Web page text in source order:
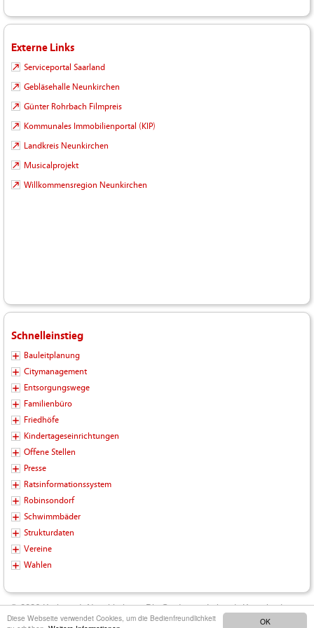
OK
Diese Webseite verwendet Cookies, um die Bedienfreundlichkeit
Externe Links
Serviceportal Saarland
Gebläsehalle Neunkirchen
Günter Rohrbach Filmpreis
Kommunales Immobilienportal (KIP)
Landkreis Neunkirchen
Musicalprojekt
Willkommensregion Neunkirchen
Schnelleinstieg
Bauleitplanung
Citymanagement
Entsorgungswege
Familienbüro
Friedhöfe
Kindertageseinrichtungen
Offene Stellen
Presse
Ratsinformationssystem
Robinsondorf
Schwimmbäder
Strukturdaten
Vereine
Wahlen
© 2026 Kreisstadt Neunkirchen - Die Stadt zum Leben | Kontakt |
Impressum | Datenschutz